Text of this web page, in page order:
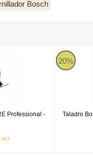
Bosch
Professional -
incl.
Professional - 550W
20%
Taladro
Taladro